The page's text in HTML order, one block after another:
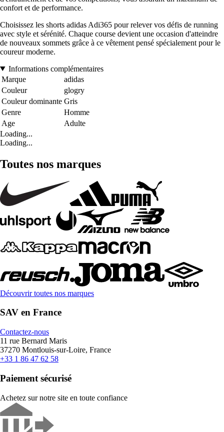
confort et de performance.
Choisissez les shorts adidas Adi365 pour relever vos défis de running
avec style et sérénité. Chaque course devient une occasion d'atteindre
de nouveaux sommets grâce à ce vêtement pensé spécialement pour le
coureur moderne.
Informations complémentaires
Marque
adidas
Couleur
glogry
Couleur dominante Gris
Genre
Homme
Age
Adulte
Loading...
Loading...
Toutes nos marques
Découvrir toutes nos marques
SAV en France
Contactez-nous
11 rue Bernard Maris
37270 Montlouis-sur-Loire, France
+33 1 86 47 62 58
Paiement sécurisé
Achetez sur notre site en toute confiance